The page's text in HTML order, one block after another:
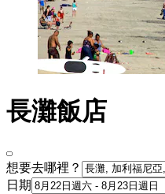
長灘飯店
想要去哪裡？
日期